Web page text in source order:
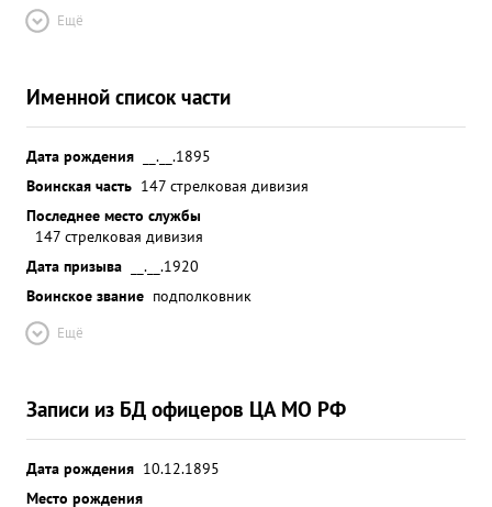
Ещё
Именной список части
Дата рождения
__.__.1895
Воинская часть 147 стрелковая дивизия
Последнее место службы
147 стрелковая дивизия
Дата призыва
__.__.1920
Воинское звание подполковник
Ещё
Записи из БД офицеров ЦА МО РФ
Дата рождения 10.12.1895
Место рождения